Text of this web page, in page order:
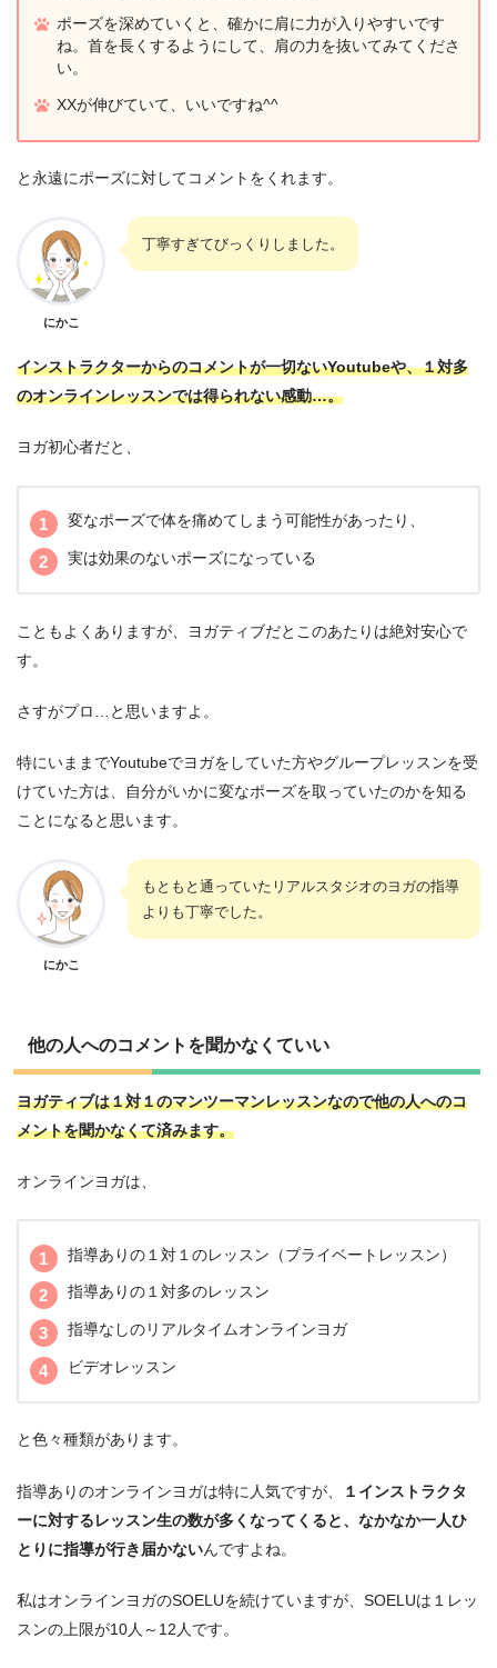
ポーズを深めていくと、確かに肩に力が入りやすいです
ね。首を長くするようにして、肩の力を抜いてみてくださ
い。
XXが伸びていて、いいですね^^
と永遠にポーズに対してコメントをくれます。
にかこ
丁寧すぎてびっくりしました。
インストラクターからのコメントが一切ないYoutubeや、１対多
のオンラインレッスンでは得られない感動…。
ヨガ初心者だと、
変なポーズで体を痛めてしまう可能性があったり、
実は効果のないポーズになっている
こともよくありますが、ヨガティブだとこのあたりは絶対安心で
す。
さすがプロ…と思いますよ。
特にいままでYoutubeでヨガをしていた方やグループレッスンを受
けていた方は、自分がいかに変なポーズを取っていたのかを知る
ことになると思います。
にかこ
もともと通っていたリアルスタジオのヨガの指導
よりも丁寧でした。
他の人へのコメントを聞かなくていい
ヨガティブは１対１のマンツーマンレッスンなので他の人へのコ
メントを聞かなくて済みます。
オンラインヨガは、
指導ありの１対１のレッスン（プライベートレッスン）
指導ありの１対多のレッスン
指導なしのリアルタイムオンラインヨガ
ビデオレッスン
と色々種類があります。
指導ありのオンラインヨガは特に人気ですが、
１インストラクタ
ーに対するレッスン生の数が多くなってくると、なかなか一人ひ
とりに指導が行き届かないんですよね。
私はオンラインヨガのSOELUを続けていますが、SOELUは１レッ
スンの上限が10人～12人です。